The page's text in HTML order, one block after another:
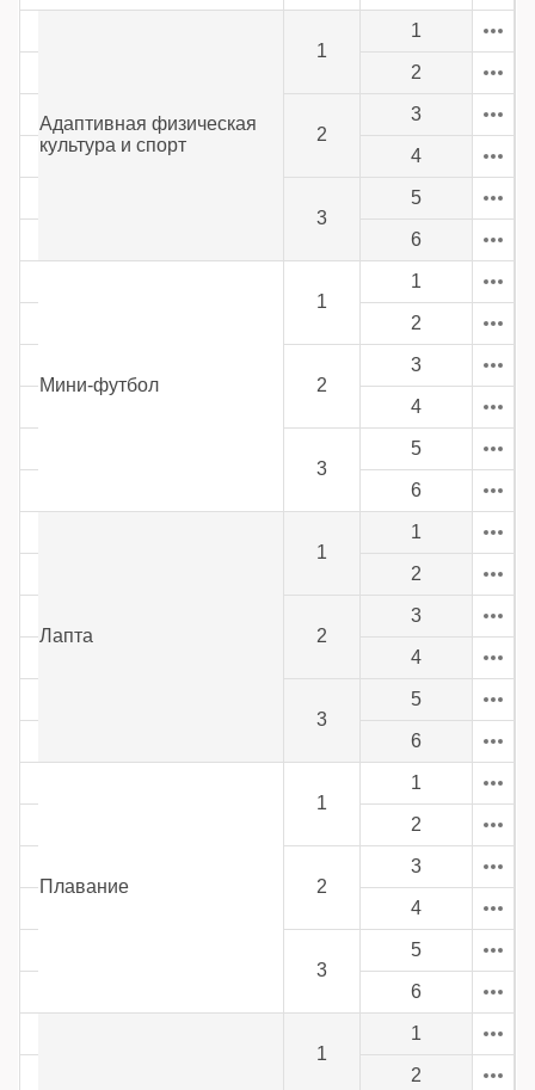
Адаптивная физическая
культура и спорт
1
1
2
2
3
4
3
5
6
Мини-футбол
1
1
2
2
3
4
3
5
6
Лапта
1
1
2
2
3
4
3
5
6
Плавание
1
1
2
2
3
4
3
5
6
1
1
2